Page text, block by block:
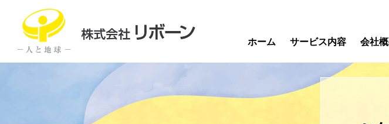
ホーム サービス内容 会社